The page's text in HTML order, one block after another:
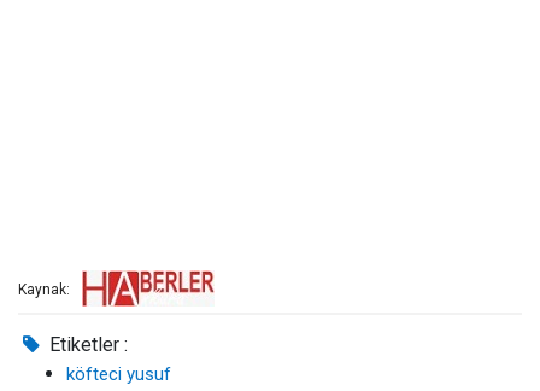
Kaynak:
Etiketler :
köfteci yusuf